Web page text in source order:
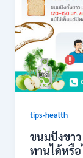
tips-health
ขนมปังขาว
ทานได้หรือ